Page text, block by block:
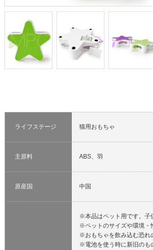
ライフステージ 猫用おもちゃ
主原料 ABS、羽
原産国 中国
※本品はペット用です。子
※ペットのサイズや環境・
※おもちゃを飲み込む恐れ
※電池を使う時に新旧のも